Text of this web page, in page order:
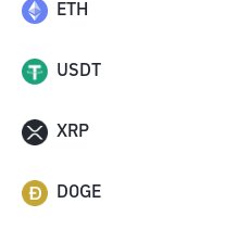
ETH
USDT
XRP
DOGE